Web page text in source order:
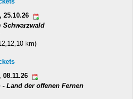
25.10.26
Schwarzwald
km)
08.11.26
Land der offenen Fernen